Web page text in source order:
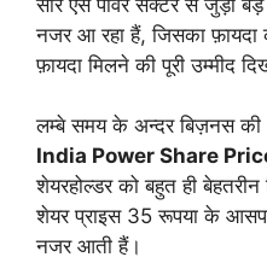
नजर आ रहा हैं, जिसका
फ़ायदा मिलने की पूरी उम्मीद
लम्बे समय के अन्दर बिज़नस
India Power Share
शेयरहोल्डर को बहुत ही
शेयर प्राइस 35 रूपया के
नजर आती हैं।